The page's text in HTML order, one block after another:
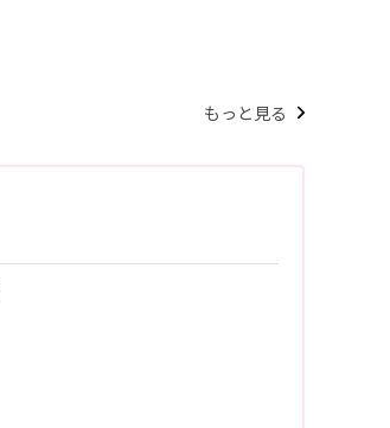
もっと見る